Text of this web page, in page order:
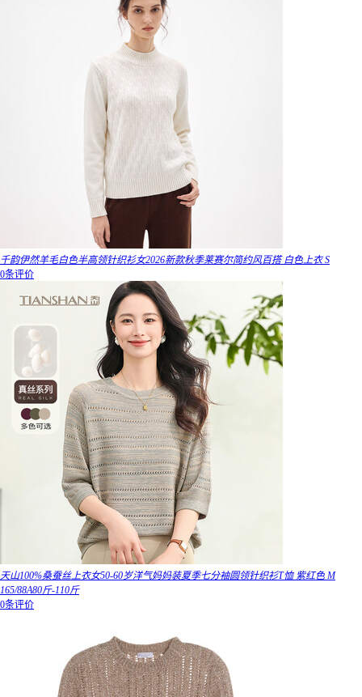
千韵伊然羊毛白色半高领针织衫女2026新款秋季莱赛尔简约风百搭 白色上衣 S
0条评价
天山100%桑蚕丝上衣女50-60岁洋气妈妈装夏季七分袖圆领针织衫T恤 紫红色 M
165/88A80斤-110斤
0条评价